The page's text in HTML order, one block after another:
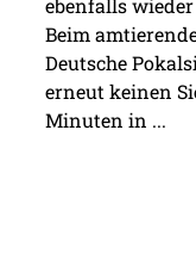
Beim
Deutsche
erneut keinen
Minuten in ...